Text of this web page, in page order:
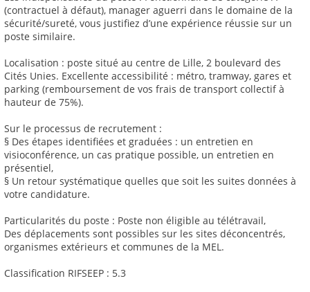
(contractuel à défaut), manager aguerri dans le domaine de la
sécurité/sureté, vous justifiez d’une expérience réussie sur un
poste similaire.
Localisation : poste situé au centre de Lille, 2 boulevard des
Cités Unies. Excellente accessibilité : métro, tramway, gares et
parking (remboursement de vos frais de transport collectif à
hauteur de 75%).
Sur le processus de recrutement :
§ Des étapes identifiées et graduées : un entretien en
visioconférence, un cas pratique possible, un entretien en
présentiel,
§ Un retour systématique quelles que soit les suites données à
votre candidature.
Particularités du poste : Poste non éligible au télétravail,
Des déplacements sont possibles sur les sites déconcentrés,
organismes extérieurs et communes de la MEL.
Classification RIFSEEP : 5.3